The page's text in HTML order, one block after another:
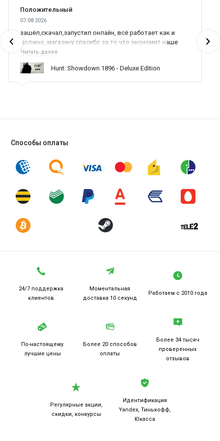
Положительный
07.08.2026
зашёл,скачал,запустил онлайн, всё работает как и
должно, магазину спасибо за то что экономит наше
время,нервы и деньги, ребята вы красава оказываете
поддержку населению и походу из всех только вы и
оказываете помощь
Читать далее
Hunt: Showdown 1896 - Deluxe Edition
Способы оплаты
24/7 поддержка
клиентов
Моментальная
доставка 10 секунд
Работаем с 2010 года
По-настоящему
лучшие цены
Более 20 способов
оплаты
Более 34 тысяч
проверенных
отзывов
Регулярные акции,
скидки, конкурсы
Идентификация
Yandex, Тинькофф,
Юкасса